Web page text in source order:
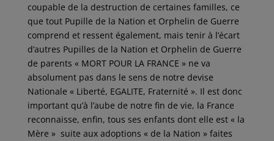
coupable de la destruction de certaines familles, ce
que tout Pupille de la Nation et Orphelin de Guerre
comprend et ressent également, mais tenir à l’écart
d’autres Pupilles de la Nation et Orphelin de Guerre
de parents « MORT POUR LA FRANCE » ne va
absolument pas dans le sens de notre devise
Nationale « Liberté, EGALITE, Fraternité ». Il est donc
important qu’à l’aube de notre fin de vie, la France
reconnaisse, enfin, tous ses enfants dont elle est « la
Mère » suite aux adoptions « de la Nation » faites